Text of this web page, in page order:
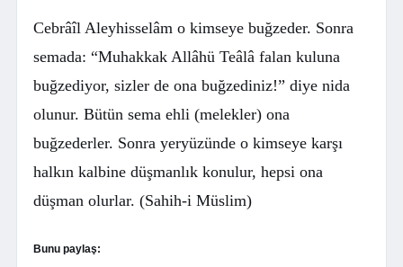
Cebrâîl Aleyhisselâm o kimseye buğzeder. Sonra
semada: “Muhakkak Allâhü Teâlâ falan kuluna
buğzediyor, sizler de ona buğzediniz!” diye nida
olunur. Bütün sema ehli (melekler) ona
buğzederler. Sonra yeryüzünde o kimseye karşı
halkın kalbine düşmanlık konulur, hepsi ona
düşman olurlar. (Sahih-i Müslim)
Bunu paylaş: